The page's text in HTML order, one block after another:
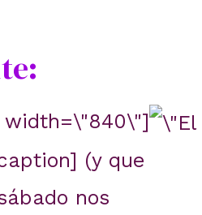
(y que
nos